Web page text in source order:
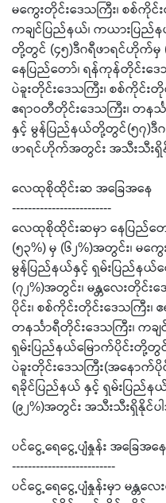
မကွေးတိုင်းဒေသကြီး၊ စစ်ကိုင်
ကချင်ပြည်နယ်၊ ကယားပြည်
တို့တွင် (၄၅)ဒီဂရီဖာရင်ဟိုက်မှ
နေပြည်တော်၊ ရန်ကုန်တိုင်းဒေသ
ပဲခူးတိုင်းဒေသကြီး၊ စစ်ကိုင်း
ဧရာဝတီတိုင်းဒေသကြီး၊ တနင်္
နှင့် မွန်ပြည်နယ်တို့တွင်(၅၇)ဒီ
ဖာရင်ဟိုက်အတွင်း အသီးသီးရှိ
လေထုစိုထိုင်းဆ အခြေအနေ
-------------------------
လေထုစိုထိုင်းဆမှာ နေပြည်တ
(၅၃%) မှ (၆၂%)အတွင်း၊ မကွ
မွန်ပြည်နယ်နှင့် ရှမ်းပြည်နယ်
(၇၂%)အတွင်း၊ မန္တလေးတိုင်း
ပိုင်း၊ စစ်ကိုင်းတိုင်းဒေသကြီး၊
တနင်္သာရီတိုင်းဒေသကြီး၊ ကချ
ရှမ်းပြည်နယ်မြောက်ပိုင်းတို့တွ
ပဲခူးတိုင်းဒေသကြီး(အနောက်ပို
ရခိုင်ပြည်နယ် နှင့် ရှမ်းပြည်
(၉၂%)အတွင်း အသီးသီးရှိနိုင်ပ
ပင်ငွေ့ရေငွေ့ပျံနှုန်း အခြေအနေ
--------------------------
ပင်ငွေ့ရေငွေ့ပျံနှုန်းမှာ မန္တလ